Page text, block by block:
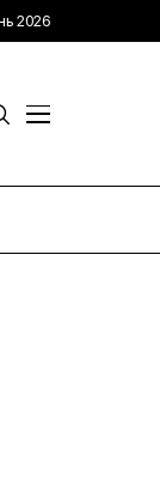
2026